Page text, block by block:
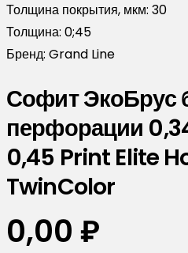
Толщина покрытия, мкм: 30
Толщина: 0;45
Бренд: Grand Line
Софит ЭкоБрус
перфорации
0,45 Print Elite
TwinColor
0,00 ₽